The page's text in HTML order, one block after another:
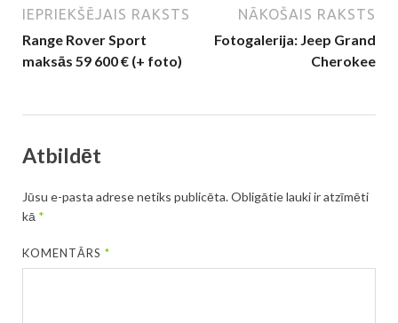
IEPRIEKŠĒJAIS RAKSTS
Range Rover Sport
maksās 59 600 € (+ foto)
NĀKOŠAIS RAKSTS
Fotogalerija: Jeep Grand
Cherokee
Atbildēt
Jūsu e-pasta adrese netiks publicēta.Obligātie lauki ir atzīmēti
kā *
KOMENTĀRS*